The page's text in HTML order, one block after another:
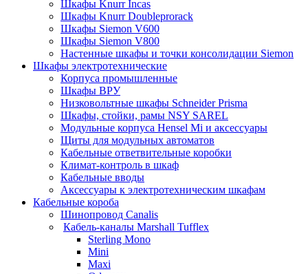
Шкафы Knurr Incas
Шкафы Knurr Doubleprorack
Шкафы Siemon V600
Шкафы Siemon V800
Настенные шкафы и точки консолидации Siemon
Шкафы электротехнические
Корпуса промышленные
Шкафы ВРУ
Низковольтные шкафы Schneider Prisma
Шкафы, стойки, рамы NSY SAREL
Модульные корпуса Hensel Mi и аксессуары
Щиты для модульных автоматов
Кабельные ответвительные коробки
Климат-контроль в шкаф
Кабельные вводы
Аксессуары к электротехническим шкафам
Кабельные короба
Шинопровод Canalis
Кабель-каналы Marshall Tufflex
Sterling Mono
Mini
Maxi